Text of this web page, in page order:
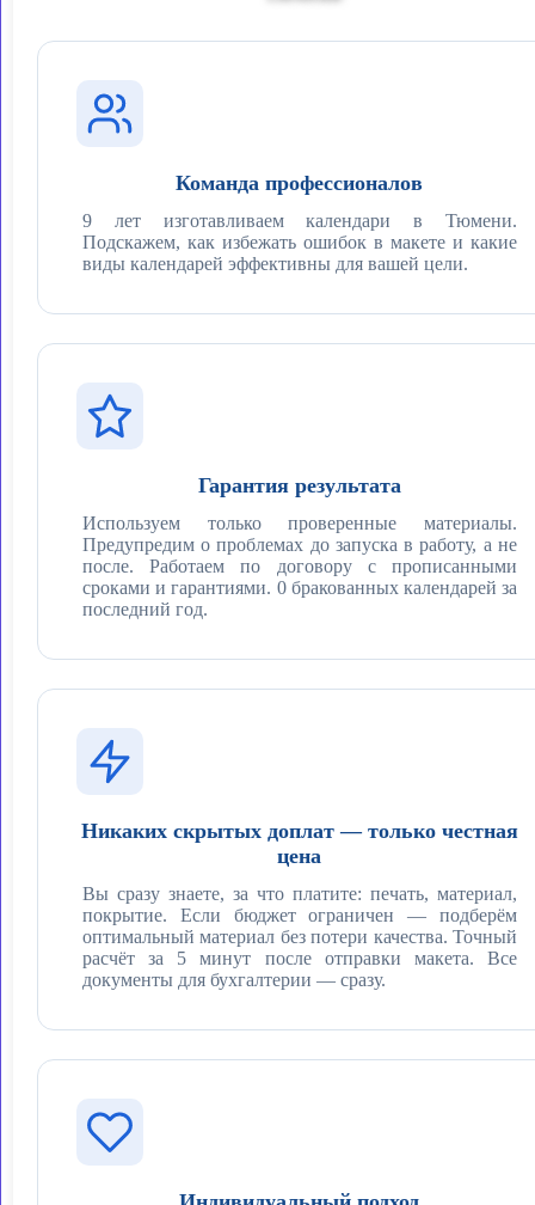
Команда профессионалов
9 лет изготавливаем календари в Тюмени.
Подскажем, как избежать ошибок в макете и какие
виды календарей эффективны для вашей цели.
Гарантия результата
Используем только проверенные материалы.
Предупредим о проблемах до запуска в работу, а не
после. Работаем по договору с прописанными
сроками и гарантиями. 0 бракованных календарей за
последний год.
Никаких скрытых доплат — только честная
цена
Вы сразу знаете, за что платите: печать, материал,
покрытие. Если бюджет ограничен — подберём
оптимальный материал без потери качества. Точный
расчёт за 5 минут после отправки макета. Все
документы для бухгалтерии — сразу.